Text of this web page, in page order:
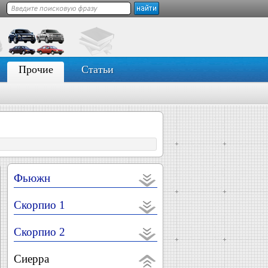
Прочие Статьи
Фьюжн
Скорпио 1
Скорпио 2
Сиерра